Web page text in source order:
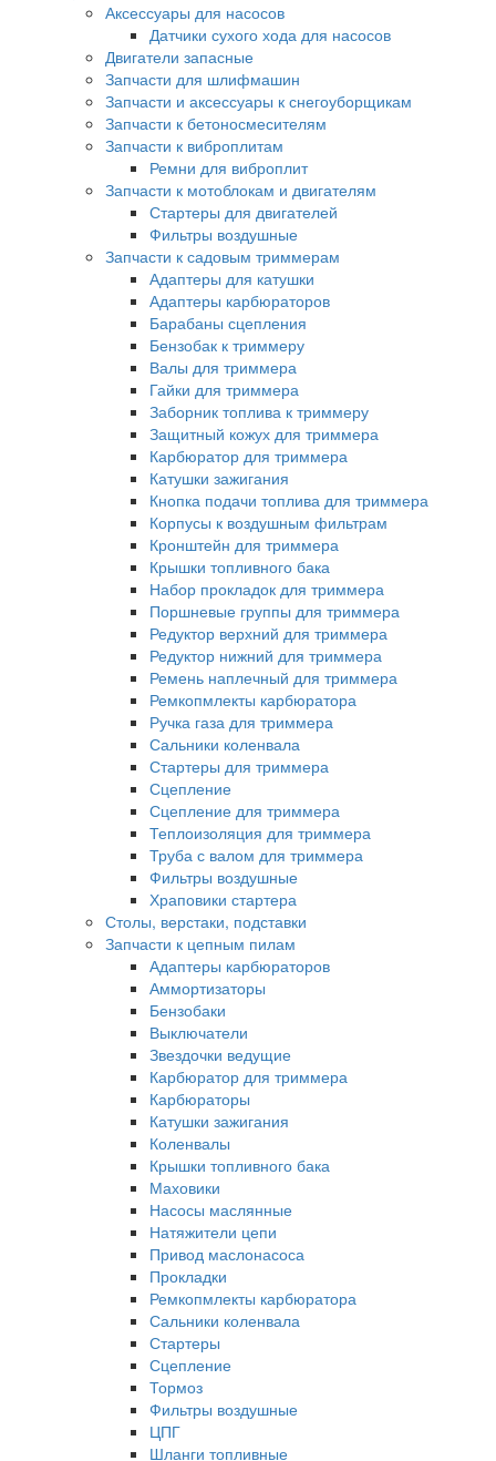
Аксессуары для насосов
Датчики сухого хода для насосов
Двигатели запасные
Запчасти для шлифмашин
Запчасти и аксессуары к снегоуборщикам
Запчасти к бетоносмесителям
Запчасти к виброплитам
Ремни для виброплит
Запчасти к мотоблокам и двигателям
Стартеры для двигателей
Фильтры воздушные
Запчасти к садовым триммерам
Адаптеры для катушки
Адаптеры карбюраторов
Барабаны сцепления
Бензобак к триммеру
Валы для триммера
Гайки для триммера
Заборник топлива к триммеру
Защитный кожух для триммера
Карбюратор для триммера
Катушки зажигания
Кнопка подачи топлива для триммера
Корпусы к воздушным фильтрам
Кронштейн для триммера
Крышки топливного бака
Набор прокладок для триммера
Поршневые группы для триммера
Редуктор верхний для триммера
Редуктор нижний для триммера
Ремень наплечный для триммера
Ремкопмлекты карбюратора
Ручка газа для триммера
Сальники коленвала
Стартеры для триммера
Сцепление
Сцепление для триммера
Теплоизоляция для триммера
Труба с валом для триммера
Фильтры воздушные
Храповики стартера
Столы, верстаки, подставки
Запчасти к цепным пилам
Адаптеры карбюраторов
Аммортизаторы
Бензобаки
Выключатели
Звездочки ведущие
Карбюратор для триммера
Карбюраторы
Катушки зажигания
Коленвалы
Крышки топливного бака
Маховики
Насосы маслянные
Натяжители цепи
Привод маслонасоса
Прокладки
Ремкопмлекты карбюратора
Сальники коленвала
Стартеры
Сцепление
Тормоз
Фильтры воздушные
ЦПГ
Шланги топливные